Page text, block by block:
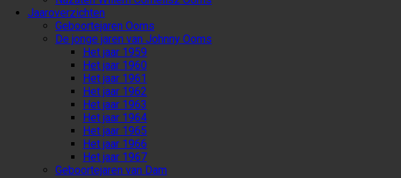
Jaaroverzichten
Geboortejaren Ooms
De jonge jaren van Johnny Ooms
Het jaar 1959
Het jaar 1960
Het jaar 1961
Het jaar 1962
Het jaar 1963
Het jaar 1964
Het jaar 1965
Het jaar 1966
Het jaar 1967
Geboortejaren van Dam